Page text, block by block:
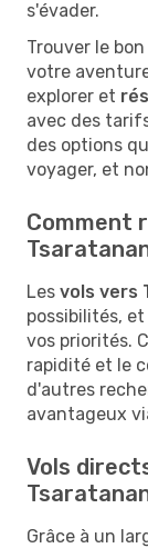
s'évader.
Trouver le
votre
explorer et
avec des
des options
voyager, et
Comment
Les vols vers
possibilités,
vos priorités.
rapidité et le
d'autres
avantageux
Vols
Grâce à un